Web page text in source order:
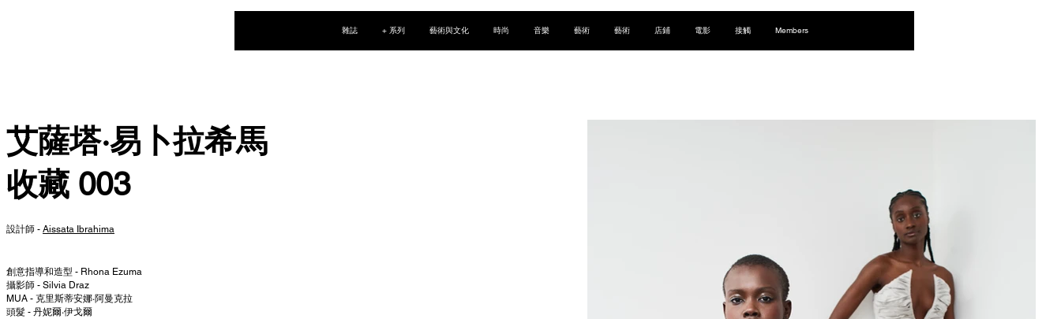
雜誌 + 系列 藝術與文化 時尚 音樂 藝術 藝術 店鋪 電影 接觸 Members
艾薩塔·易卜拉希馬
收藏 003
設計師 - Aissata Ibrahima
創意指導和造型 - Rhona Ezuma
攝影師 - Silvia Draz
MUA - 克里斯蒂安娜·阿曼克拉
頭髮 - 丹妮爾·伊戈爾